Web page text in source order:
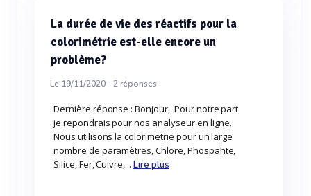
La durée de vie des réactifs pour la
colorimétrie est-elle encore un
problème?
Le 19/11/2020 -2réponses
Dernière réponse : Bonjour, Pour notre part
je repondrais pour nos analyseur en ligne.
Nous utilisons la colorimetrie pour un large
nombre de paramètres, Chlore, Phospahte,
Silice, Fer, Cuivre,...Lire plus